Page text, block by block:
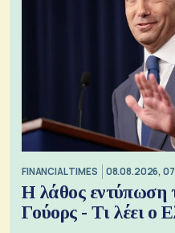
FINANCIAL TIMES 08.08.2026,
Η λάθος εντύπωση
Γούορς - Τι λέει ο